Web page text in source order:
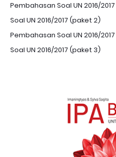
Pembahasan Soal UN 2016/
Soal UN 2016/2017 (paket 2)
Pembahasan Soal UN 2016/
Soal UN 2016/2017 (paket 3)